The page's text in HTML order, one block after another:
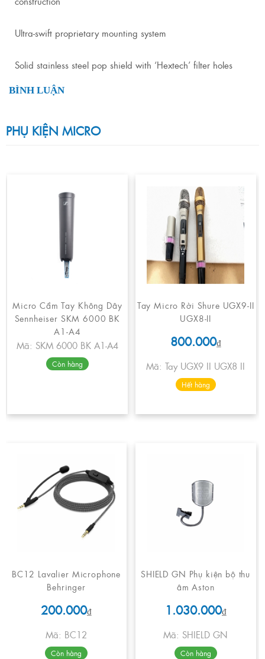
Ultra-swift proprietary mounting system
Solid stainless steel pop shield with ‘Hextech’ filter holes
BÌNH LUẬN
PHỤ KIỆN MICRO
Micro Cầm Tay Không Dây
Sennheiser SKM 6000 BK
A1-A4
Mã: SKM 6000 BK A1-A4
Còn hàng
Tay Micro Rời Shure UGX9-II
UGX8-II
800.000₫
Mã: Tay UGX9 II UGX8 II
Hết hàng
BC12 Lavalier Microphone
Behringer
200.000₫
Mã: BC12
Còn hàng
SHIELD GN Phụ kiện bộ thu
âm Aston
1.030.000₫
Mã: SHIELD GN
Còn hàng